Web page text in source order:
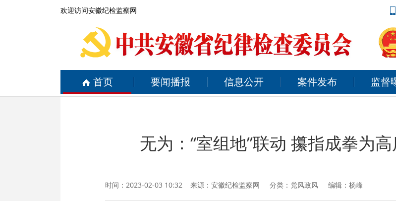
欢迎访问安徽纪检监察网
首页 要闻播报 信息公开 案件发布 监督
无为：“室组地”联动 攥指成拳为
时间：2023-02-03 10:32 来源： 安徽纪检监察网 分类：党风政风 编辑：杨峰